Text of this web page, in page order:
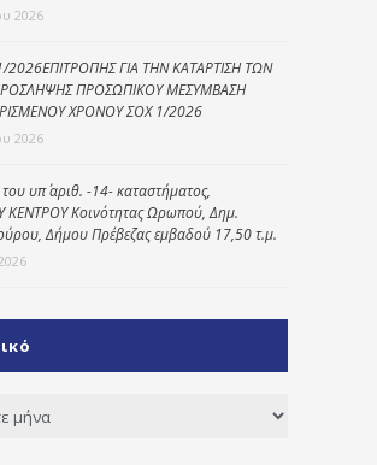
2026
2026ΕΠΙΤΡΟΠΗΣ ΓΙΑ ΤΗΝ ΚΑΤΑΡΤΙΣΗ ΤΩΝ
ΠΡΟΣΩΠΙΚΟΥ ΜΕΣΥΜΒΑΣΗ
ΧΡΟΝΟΥ ΣΟΧ 1/2026
2026
υπ΄ αριθ. -14- καταστήματος,
Κοινότητας Ωρωπού, Δημ.
Δήμου Πρέβεζας εμβαδού 17,50 τ.μ.